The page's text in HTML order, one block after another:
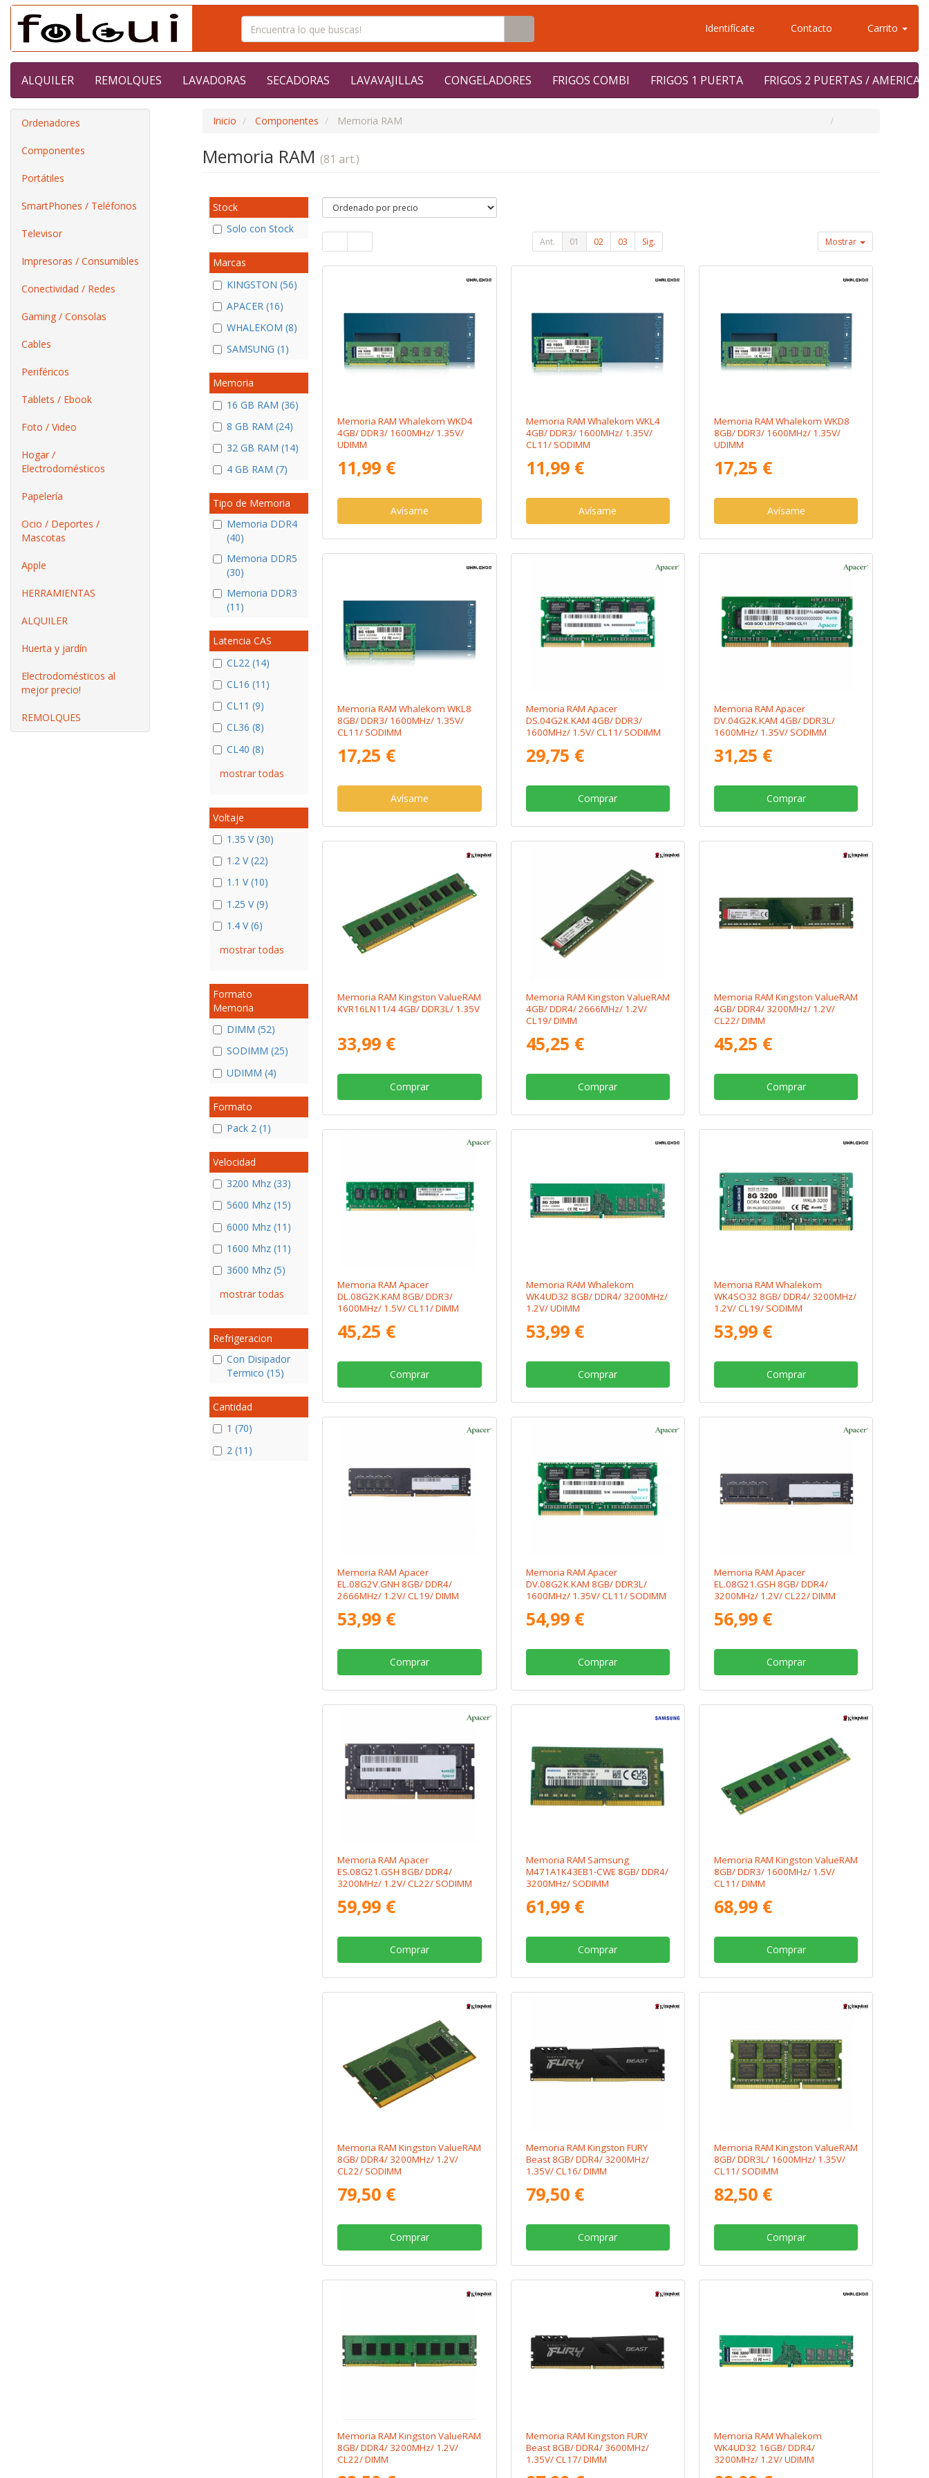
Identifícate Contacto Carrito
ALQUILER REMOLQUES LAVADORAS SECADORAS LAVAVAJILLAS CONGELADORES FRIGOS COMBI FRIGOS 1 PUERTA FRIGOS 2 PUERTAS /
Ordenadores
Componentes
Portátiles
SmartPhones / Teléfonos
Televisor
Impresoras / Consumibles
Conectividad / Redes
Gaming / Consolas
Cables
Periféricos
Tablets / Ebook
Foto / Video
Hogar /
Electrodomésticos
Papelería
Ocio / Deportes /
Mascotas
Apple
HERRAMIENTAS
ALQUILER
Huerta y jardín
Electrodomésticos al
mejor precio!
REMOLQUES
Inicio Componentes Memoria RAM
Memoria RAM (81 art.)
Stock
Solo con Stock
Marcas
KINGSTON (56)
APACER (16)
WHALEKOM (8)
SAMSUNG (1)
Memoria
16 GB RAM (36)
8 GB RAM (24)
32 GB RAM (14)
4 GB RAM (7)
Tipo de Memoria
Memoria DDR4
(40)
Memoria DDR5
(30)
Memoria DDR3
(11)
Latencia CAS
CL22 (14)
CL16 (11)
CL11 (9)
CL36 (8)
CL40 (8)
mostrar todas
Voltaje
1.35 V (30)
1.2 V (22)
1.1 V (10)
1.25 V (9)
1.4 V (6)
mostrar todas
Formato
Memoria
DIMM (52)
SODIMM (25)
UDIMM (4)
Formato
Pack 2 (1)
Velocidad
3200 Mhz (33)
5600 Mhz (15)
6000 Mhz (11)
1600 Mhz (11)
3600 Mhz (5)
mostrar todas
Refrigeracion
Con Disipador
Termico (15)
Cantidad
1 (70)
2 (11)
Ant. 01 02 03 Sig. Mostrar
Memoria RAM Whalekom WKD4
4GB/ DDR3/ 1600MHz/ 1.35V/
UDIMM
11,99 €
Avísame
Memoria RAM Whalekom WKL4
4GB/ DDR3/ 1600MHz/ 1.35V/
CL11/ SODIMM
11,99 €
Avísame
Memoria RAM Whalekom WKD8
8GB/ DDR3/ 1600MHz/ 1.35V/
UDIMM
17,25 €
Avísame
Memoria RAM Whalekom WKL8
8GB/ DDR3/ 1600MHz/ 1.35V/
CL11/ SODIMM
17,25 €
Avísame
Memoria RAM Apacer
DS.04G2K.KAM 4GB/ DDR3/
1600MHz/ 1.5V/ CL11/ SODIMM
29,75 €
Comprar
Memoria RAM Apacer
DV.04G2K.KAM 4GB/ DDR3L/
1600MHz/ 1.35V/ SODIMM
31,25 €
Comprar
Memoria RAM Kingston ValueRAM
KVR16LN11/4 4GB/ DDR3L/ 1.35V
33,99 €
Comprar
Memoria RAM Kingston ValueRAM
4GB/ DDR4/ 2666MHz/ 1.2V/
CL19/ DIMM
45,25 €
Comprar
Memoria RAM Kingston ValueRAM
4GB/ DDR4/ 3200MHz/ 1.2V/
CL22/ DIMM
45,25 €
Comprar
Memoria RAM Apacer
DL.08G2K.KAM 8GB/ DDR3/
1600MHz/ 1.5V/ CL11/ DIMM
45,25 €
Comprar
Memoria RAM Whalekom
WK4UD32 8GB/ DDR4/ 3200MHz/
1.2V/ UDIMM
53,99 €
Comprar
Memoria RAM Whalekom
WK4SO32 8GB/ DDR4/ 3200MHz/
1.2V/ CL19/ SODIMM
53,99 €
Comprar
Memoria RAM Apacer
EL.08G2V.GNH 8GB/ DDR4/
2666MHz/ 1.2V/ CL19/ DIMM
53,99 €
Comprar
Memoria RAM Apacer
DV.08G2K.KAM 8GB/ DDR3L/
1600MHz/ 1.35V/ CL11/ SODIMM
54,99 €
Comprar
Memoria RAM Apacer
EL.08G21.GSH 8GB/ DDR4/
3200MHz/ 1.2V/ CL22/ DIMM
56,99 €
Comprar
Memoria RAM Apacer
ES.08G21.GSH 8GB/ DDR4/
3200MHz/ 1.2V/ CL22/ SODIMM
59,99 €
Comprar
Memoria RAM Samsung
M471A1K43EB1-CWE 8GB/ DDR4/
3200MHz/ SODIMM
61,99 €
Comprar
Memoria RAM Kingston ValueRAM
8GB/ DDR3/ 1600MHz/ 1.5V/
CL11/ DIMM
68,99 €
Comprar
Memoria RAM Kingston ValueRAM
8GB/ DDR4/ 3200MHz/ 1.2V/
CL22/ SODIMM
79,50 €
Comprar
Memoria RAM Kingston FURY
Beast 8GB/ DDR4/ 3200MHz/
1.35V/ CL16/ DIMM
79,50 €
Comprar
Memoria RAM Kingston ValueRAM
8GB/ DDR3L/ 1600MHz/ 1.35V/
CL11/ SODIMM
82,50 €
Comprar
Memoria RAM Kingston ValueRAM
8GB/ DDR4/ 3200MHz/ 1.2V/
CL22/ DIMM
Memoria RAM Kingston FURY
Beast 8GB/ DDR4/ 3600MHz/
1.35V/ CL17/ DIMM
Memoria RAM Whalekom
WK4UD32 16GB/ DDR4/
3200MHz/ 1.2V/ UDIMM